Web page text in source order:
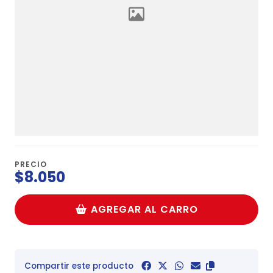
PRECIO
$8.050
AGREGAR AL CARRO
Compartir este producto